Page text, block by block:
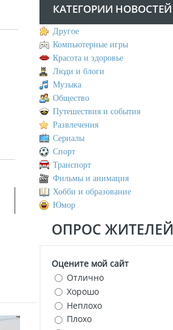
КАТЕГОРИИ НОВОСТЕЙ
Другое
Компьютерные игры
Красота и здоровье
Люди и блоги
Музыка
Общество
Путешествия и события
Развлечения
Сериалы
Спорт
Транспорт
Фильмы и анимация
Хобби и образование
Юмор
ОПРОС ЖИТЕЛЕЙ
Оцените мой сайт
Отлично
Хорошо
Неплохо
Плохо